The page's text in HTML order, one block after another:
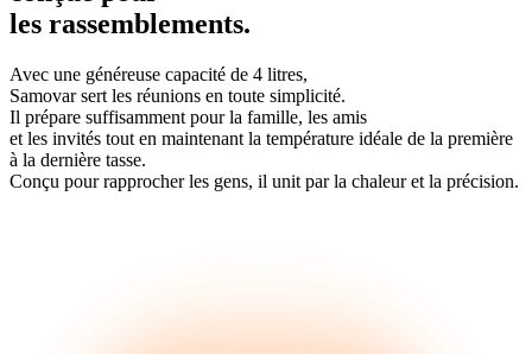
les rassemblements.
Avec une généreuse capacité de 4 litres,
Samovar sert les réunions en toute simplicité.
Il prépare suffisamment pour la famille, les amis
et les invités tout en maintenant la température idéale de la première
à la dernière tasse.
Conçu pour rapprocher les gens, il unit par la chaleur et la précision.